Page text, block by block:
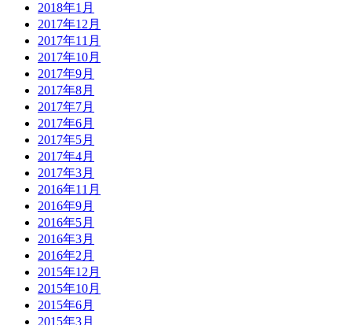
2018年1月
2017年12月
2017年11月
2017年10月
2017年9月
2017年8月
2017年7月
2017年6月
2017年5月
2017年4月
2017年3月
2016年11月
2016年9月
2016年5月
2016年3月
2016年2月
2015年12月
2015年10月
2015年6月
2015年3月